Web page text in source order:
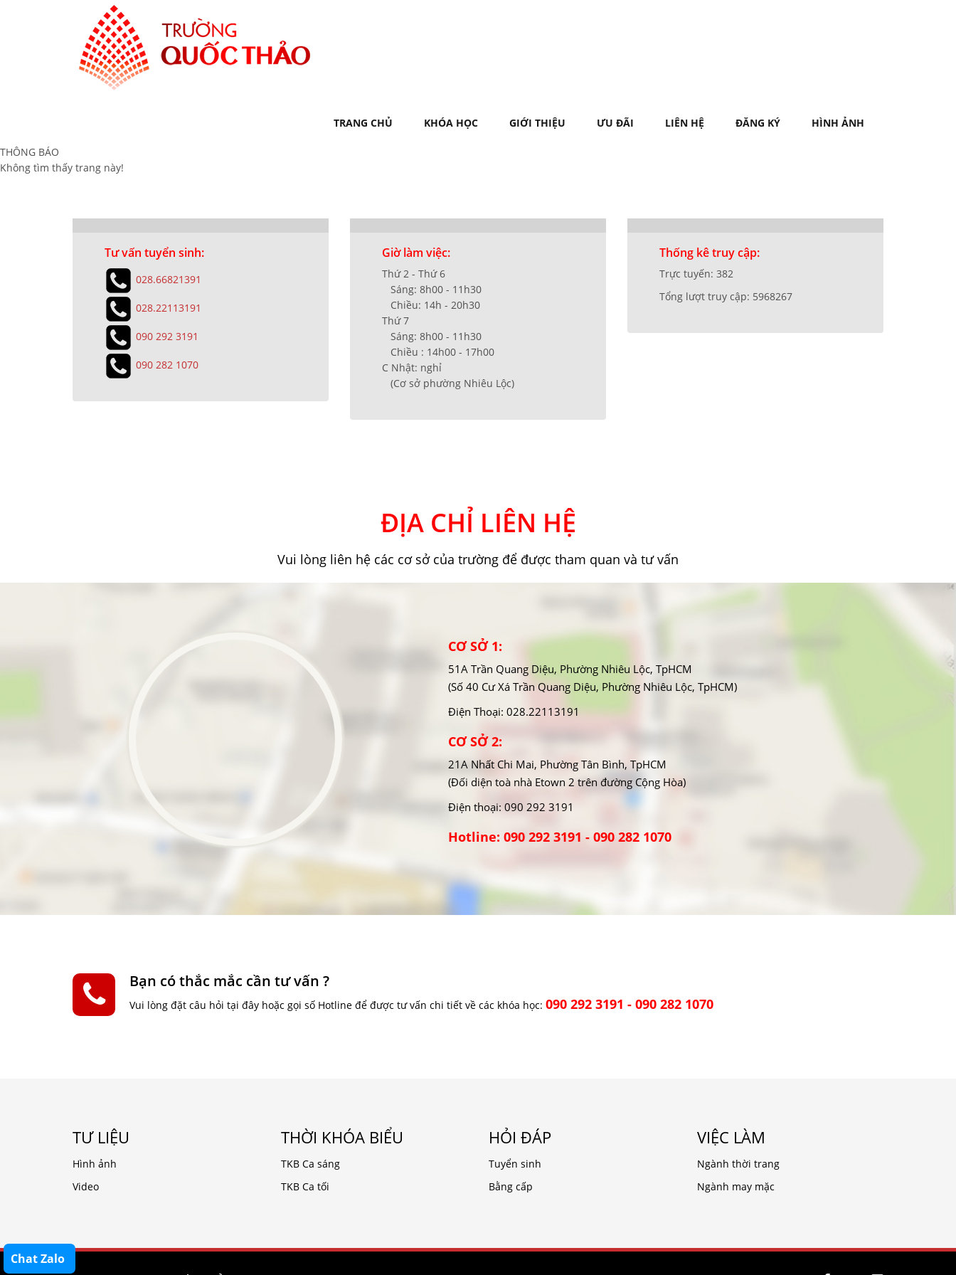
TRANG CHỦ KHÓA HỌC GIỚI THIỆU ƯU ĐÃI LIÊN HỆ ĐĂNG KÝ HÌNH ẢNH
THÔNG BÁO
Không tìm thấy trang này!
Tư vấn tuyển sinh:
028.66821391
028.22113191
090 292 3191
090 282 1070
Giờ làm việc:
Thứ 2 - Thứ 6
Sáng: 8h00 - 11h30
Chiều: 14h - 20h30
Thứ 7
Sáng: 8h00 - 11h30
Chiều : 14h00 - 17h00
C Nhật: nghỉ
(Cơ sở phường Nhiêu Lộc)
Thống kê truy cập:
Trực tuyến: 382
Tổng lượt truy cập: 5968267
ĐỊA CHỈ LIÊN HỆ
Vui lòng liên hệ các cơ sở của trường để được tham quan và tư vấn
CƠ SỞ 1:
51A Trần Quang Diệu, Phường Nhiêu Lộc, TpHCM
(Số 40 Cư Xá Trần Quang Diệu, Phường Nhiêu Lộc, TpHCM)
Điện Thoại: 028.22113191
CƠ SỞ 2:
21A Nhất Chi Mai, Phường Tân Bình, TpHCM
(Đối diện toà nhà Etown 2 trên đường Cộng Hòa)
Điện thoại: 090 292 3191
Hotline: 090 292 3191 - 090 282 1070
Bạn có thắc mắc cần tư vấn ?
Vui lòng đặt câu hỏi tại đây hoặc gọi số Hotline để được tư vấn chi tiết về các khóa học: 090 292 3191 - 090 282 1070
TƯ LIỆU
Hình ảnh
Video
THỜI KHÓA BIỂU
TKB Ca sáng
TKB Ca tối
HỎI ĐÁP
Tuyển sinh
Bằng cấp
VIỆC LÀM
Ngành thời trang
Ngành may mặc
Chat Zalo